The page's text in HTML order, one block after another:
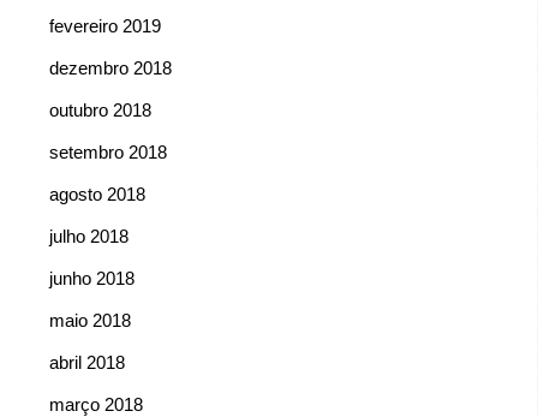
fevereiro 2019
dezembro 2018
outubro 2018
setembro 2018
agosto 2018
julho 2018
junho 2018
maio 2018
abril 2018
março 2018